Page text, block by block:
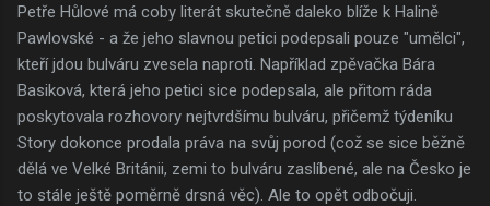
Petře Hůlové má coby literát skutečně daleko blíže k Halině
Pawlovské - a že jeho slavnou petici podepsali pouze "umělci",
kteří jdou bulváru zvesela naproti. Například zpěvačka Bára
Basiková, která jeho petici sice podepsala, ale přitom ráda
poskytovala rozhovory nejtvrdšímu bulváru, přičemž týdeníku
Story dokonce prodala práva na svůj porod (což se sice běžně
dělá ve Velké Británii, zemi to bulváru zaslíbené, ale na Česko je
to stále ještě poměrně drsná věc). Ale to opět odbočuji.